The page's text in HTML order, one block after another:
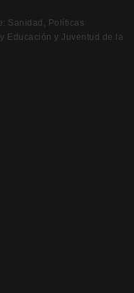
Sanidad, Políticas
Educación y Juventud de la